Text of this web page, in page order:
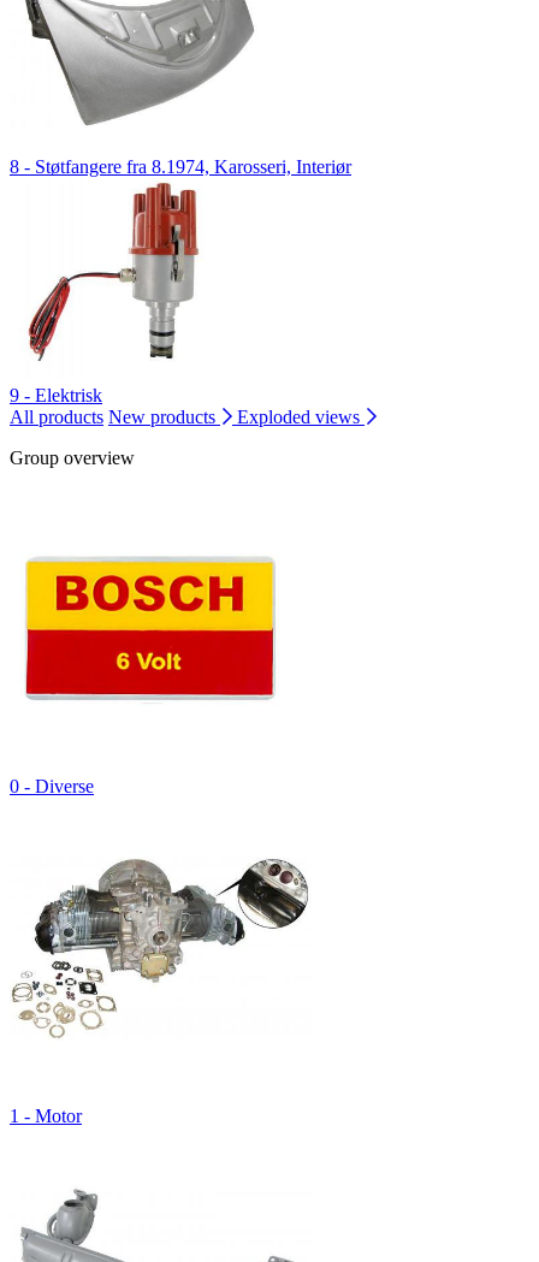
8 - Støtfangere fra 8.1974, Karosseri, Interiør
9 - Elektrisk
All products New products
Exploded views
Group overview
0 - Diverse
1 - Motor